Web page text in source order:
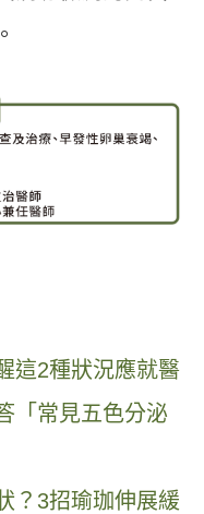
這2種狀況應就醫
「常見五色分泌
？3招瑜珈伸展緩